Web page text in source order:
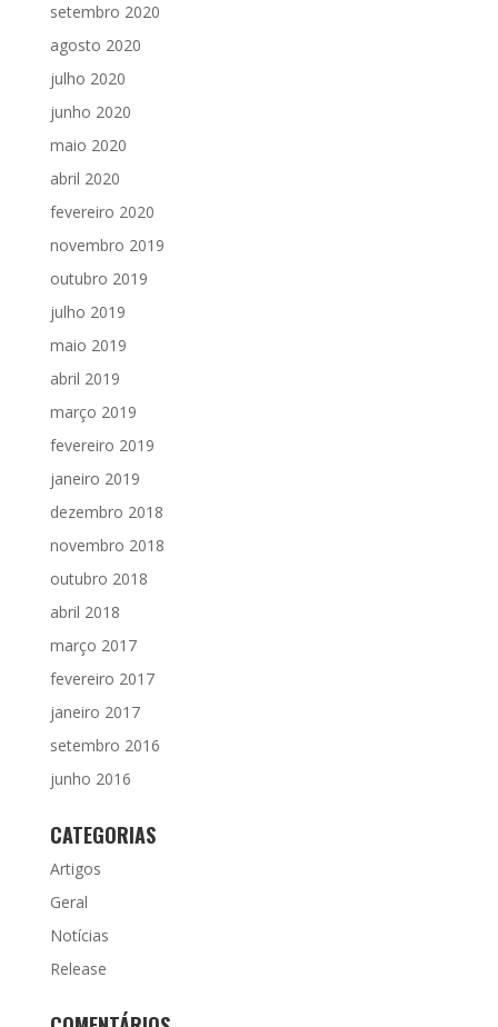
setembro 2020
agosto 2020
julho 2020
junho 2020
maio 2020
abril 2020
fevereiro 2020
novembro 2019
outubro 2019
julho 2019
maio 2019
abril 2019
março 2019
fevereiro 2019
janeiro 2019
dezembro 2018
novembro 2018
outubro 2018
abril 2018
março 2017
fevereiro 2017
janeiro 2017
setembro 2016
junho 2016
CATEGORIAS
Artigos
Geral
Notícias
Release